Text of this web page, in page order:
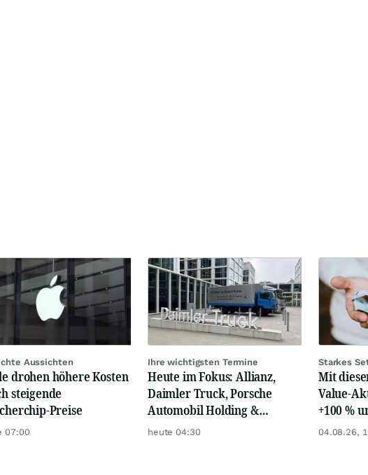
Aussichten
drohen höhere Kosten
steigende
Preise
07:00
Ihre wichtigsten Termine
Heute im Fokus: Allianz,
Daimler Truck, Porsche
Automobil Holding &
Thyssenkrupp
heute 04:30
Starkes
Mit
Value-
+100 %
04.08.26,